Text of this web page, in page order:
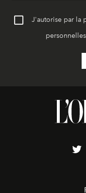
J'autorise par la